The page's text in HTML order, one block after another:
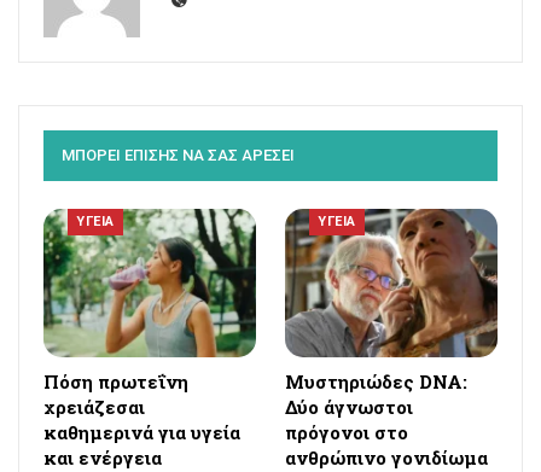
ΜΠΟΡΕΙ ΕΠΙΣΗΣ ΝΑ ΣΑΣ ΑΡΕΣΕΙ
ΥΓΕΙΑ
Πόση πρωτεΐνη
χρειάζεσαι
καθημερινά για υγεία
και ενέργεια
ΥΓΕΙΑ
Μυστηριώδες DNA:
Δύο άγνωστοι
πρόγονοι στο
ανθρώπινο γονιδίωμα